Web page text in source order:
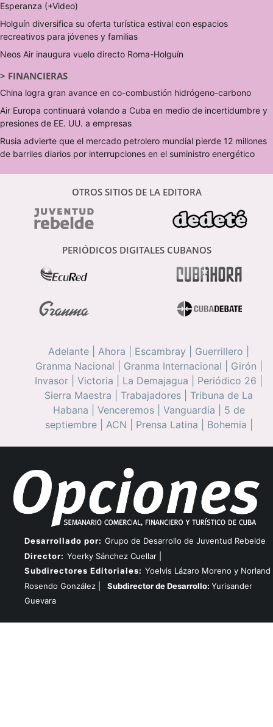
Esperanza (+Video)
Holguín diversifica su oferta turística estival con espacios
recreativos para jóvenes y familias
Neos Air inaugura vuelo directo Roma-Holguín
> FINANCIERAS
China logra gran avance en co-combustión hidrógeno-carbono
Air Europa continuará volando a Cuba en medio de incertidumbre y
presiones de EE. UU. a empresas
Rusia advierte que el mercado petrolero mundial pierde 12 millones
de barriles diarios por interrupciones en el suministro energético
OTROS SITIOS DE LA EDITORA
PERIÓDICOS DIGITALES CUBANOS
Adelante Ahora Escambray Guerrillero
Granma Nacional
Granma Internacional Girón
Invasor
Victoria La Demajagua Periódico 26
Sierra Maestra
Trabajadores
Tribuna de La
Habana
Venceremos| Vanguardia
5 de
septiembre| ACN Prensa Latina Bohemia
Desarrollado por: Grupo de Desarrollo de Juventud Rebelde
Director: Yoerky Sánchez Cuellar |
Subdirectores Editoriales: Yoelvis Lázaro Moreno y Norland
Rosendo González |
Subdirector de Desarrollo: Yurisander
Guevara